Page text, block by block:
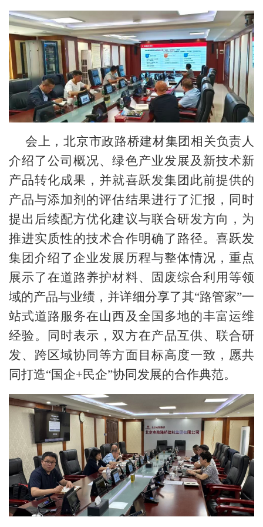
会上，北京市政路桥建材集团相关负责人
介绍了公司概况、绿色产业发展及新技术新
产品转化成果，并就喜跃发集团此前提供的
产品与添加剂的评估结果进行了汇报，同时
提出后续配方优化建议与联合研发方向，为
推进实质性的技术合作明确了路径。 喜跃发
集团介绍了企业发展历程与整体情况，重点
展示了在道路养护材料、固废综合利用等领
域的产品与业绩，并详细分享了其“路管家”一
站式道路服务在山西及全国多地的丰富运维
经验。同时表示，双方在产品互供、联合研
发、跨区域协同等方面目标高度一致，愿共
同打造“国企+民企”协同发展的合作典范。